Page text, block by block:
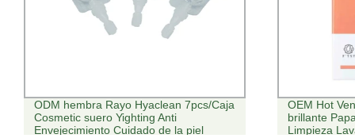
ODM hembra Rayo Hyaclean 7pcs/Caja
Cosmetic suero Yighting Anti
Envejecimiento Cuidado de la piel
OEM Hot
brillante
Limpieza